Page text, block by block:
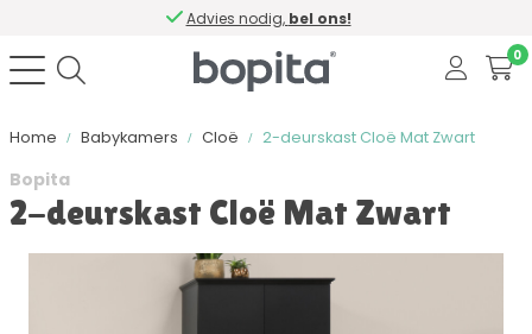
Advies nodig, bel ons!
0
Home Babykamers Cloë 2-deurskast Cloë Mat Zwart
Bopita
2-deurskast Cloë Mat Zwart